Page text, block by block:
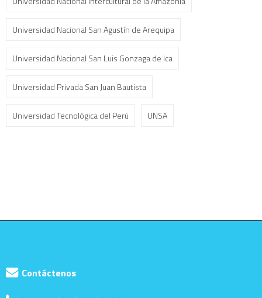
Universidad Nacional San Agustín de Arequipa
Universidad Nacional San Luis Gonzaga de Ica
Universidad Privada San Juan Bautista
Universidad Tecnológica del Perú UNSA
Contáctenos